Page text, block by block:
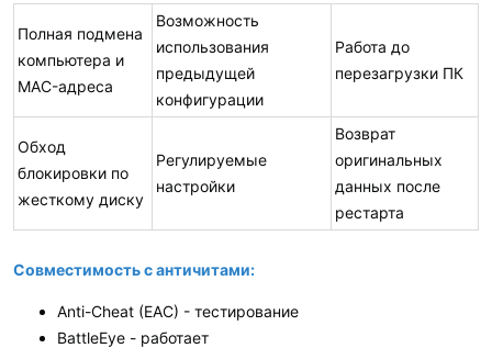
Полная подмена
компьютера и
MAC-адреса
Возможность
использования
предыдущей
конфигурации
Работа до
перезагрузки ПК
Обход
блокировки по
жесткому диску
Регулируемые
настройки
Возврат
оригинальных
данных после
рестарта
Совместимость с античитами:
Anti-Cheat (EAC) - тестирование
BattleEye - работает